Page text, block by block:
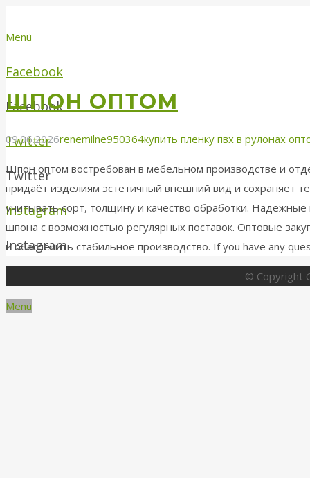
Menü
Facebook
Facebook
Twitter
Twitter
Instagram
Instagram
ШПОН ОПТОМ
09.06.2026renemilne950364купить пленку пвх в рулонах
Шпон оптом востребован в мебельном производстве и
придаёт изделиям эстетичный внешний вид и сохраняет
учитывать сорт, толщину и качество обработки.
шпона с возможностью регулярных поставок. Оптовые
и обеспечить стабильное производство. If you have any
© Copyright
Menü